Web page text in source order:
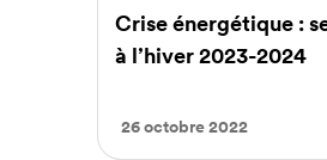
Crise énergétique :
à l’hiver 2023-2024
26 octobre 2022